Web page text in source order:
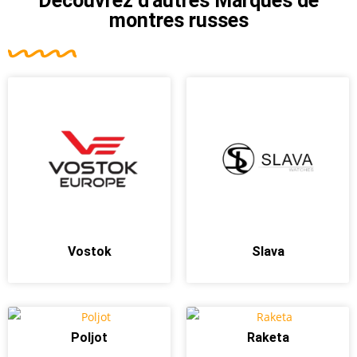
montres russes
Vostok Slava
Poljot Raketa